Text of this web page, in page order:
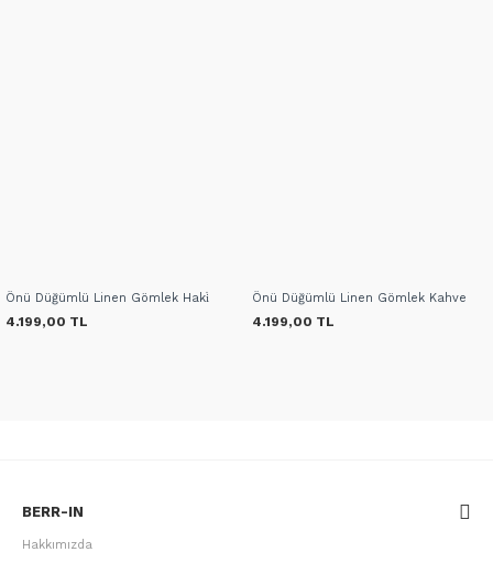
Önü Düğümlü Linen Gömlek Haki̇
4.199,00 TL
Önü Düğümlü Linen Gömlek Kahve
4.199,00 TL
BERR-IN
Hakkımızda